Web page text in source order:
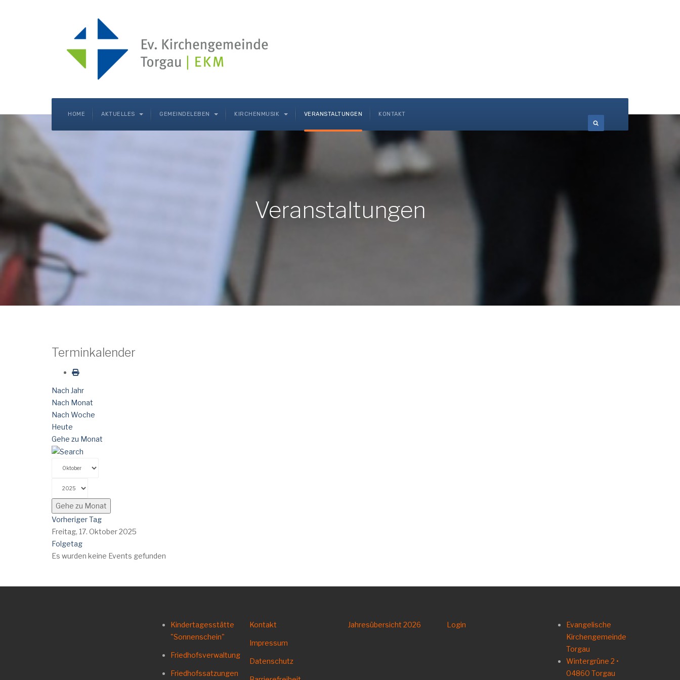
HOME AKTUELLES GEMEINDELEBEN KIRCHENMUSIK VERANSTALTUNGEN KONTAKT
Veranstaltungen
Terminkalender
Nach Jahr
Nach Monat
Nach Woche
Heute
Gehe zu Monat
Gehe zu Monat
Vorheriger Tag
Freitag, 17. Oktober 2025
Folgetag
Es wurden keine Events gefunden
Kindertagesstätte
"Sonnenschein"
Friedhofsverwaltung
Friedhofssatzungen
Kontakt
Impressum
Datenschutz
Jahresübersicht 2026 Login
Evangelische
Kirchengemeinde
Torgau
Wintergrüne 2 •
04860 Torgau